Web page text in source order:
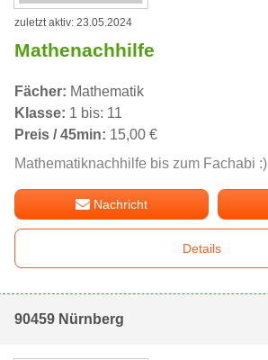
zuletzt aktiv: 23.05.2024
Mathenachhilfe
Fächer: Mathematik
Klasse: 1 bis: 11
Preis / 45min: 15,00 €
Mathematiknachhilfe bis zum Fachabi :)
Nachricht
Details
90459 Nürnberg